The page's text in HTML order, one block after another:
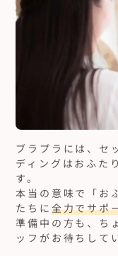
ブラプラには、セ
ディングはおふた
す。
本当の意味で「お
たちに 全力でサポ
準備中の方も、ち
ッフがお待ちして